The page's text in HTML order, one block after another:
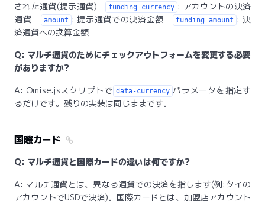
された通貨(提示通貨) -
funding_currency : アカウントの決済
通貨 -
amount : 提示通貨での決済金額 - funding_amount : 決
済通貨への換算金額
Q: マルチ通貨のためにチェックアウトフォームを変更する必要
がありますか?
A: Omise.jsスクリプトで data-currency パラメータを指定す
るだけです。残りの実装は同じままです。
国際カード
Q: マルチ通貨と国際カードの違いは何ですか?
A: マルチ通貨とは、異なる通貨での決済を指します(例:タイの
アカウントでUSDで決済)。国際カードとは、加盟店アカウント